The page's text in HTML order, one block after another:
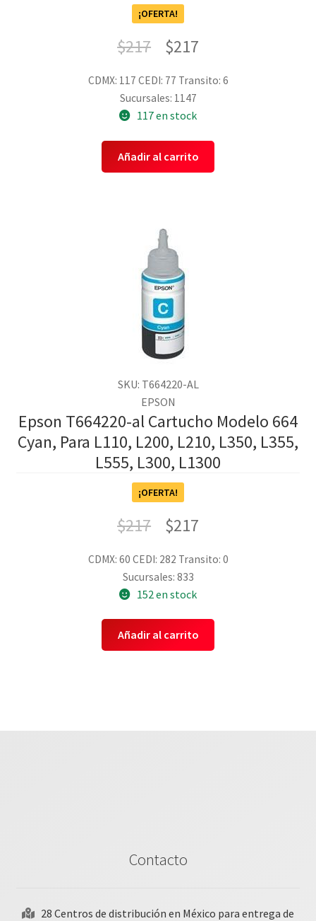
¡OFERTA!
$217 $217
CDMX: 117 CEDI: 77 Transito: 6
Sucursales: 1147
117 en stock
Añadir al carrito
SKU: T664220-AL
EPSON
Epson T664220-al Cartucho Modelo 664
Cyan, Para L110, L200, L210, L350, L355,
L555, L300, L1300
¡OFERTA!
$217 $217
CDMX: 60 CEDI: 282 Transito: 0
Sucursales: 833
152 en stock
Añadir al carrito
Contacto
28 Centros de distribución en México para entrega de